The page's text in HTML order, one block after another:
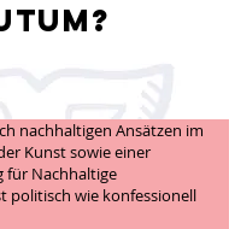
nachhaltigen Ansätzen im
Kunst sowie einer
für Nachhaltige
politisch wie konfessionell